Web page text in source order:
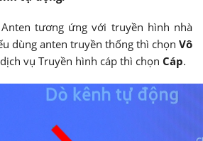
tương ứng với truyền hình nhà
dùng anten truyền thống thì chọn Vô
vụ Truyền hình cáp thì chọn Cáp.